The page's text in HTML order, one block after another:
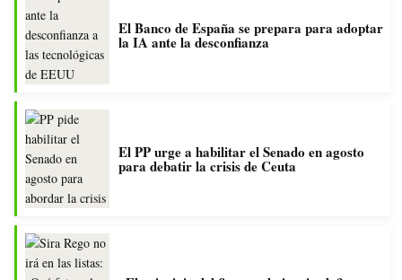
El Banco de España se prepara para adoptar
la IA ante la desconfianza
El PP urge a habilitar el Senado en agosto
para debatir la crisis de Ceuta